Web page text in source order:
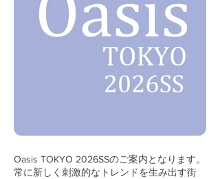
Oasis TOKYO 2026SSのご案内となります。
常に新しく刺激的なトレンドを生み出す街